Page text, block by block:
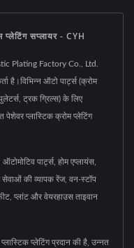
प्लेटिंग सप्लायर - CYH
Plating Factory Co., Ltd.
है।विभिन्न ऑटो पार्ट्स (क्रोम
ट्रक ग्रिल्स) के लिए
पेशेवर प्लास्टिक क्रोम प्लेटिंग
पार्ट्स, होम एप्लायंस,
सेवाओं की व्यापक रेंज, वन-स्टॉप
प्लांट और वेयरहाउस ताइवान
प्लेटिंग प्रदान की है, उन्नत